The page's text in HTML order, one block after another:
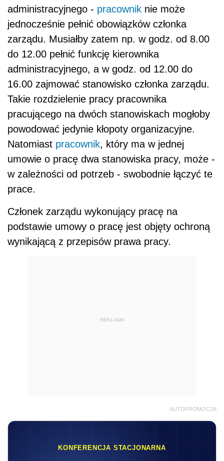
administracyjnego - pracownik nie może
jednocześnie pełnić obowiązków członka
zarządu. Musiałby zatem np. w godz. od 8.00
do 12.00 pełnić funkcję kierownika
administracyjnego, a w godz. od 12.00 do
16.00 zajmować stanowisko członka zarządu.
Takie rozdzielenie pracy pracownika
pracującego na dwóch stanowiskach mogłoby
powodować jedynie kłopoty organizacyjne.
Natomiast pracownik, który ma w jednej
umowie o pracę dwa stanowiska pracy, może -
w zależności od potrzeb - swobodnie łączyć te
prace.
Członek zarządu wykonujący pracę na
podstawie umowy o pracę jest objęty ochroną
wynikającą z przepisów prawa pracy.
REKLAMA
AUTOPROMOCJA
KONFERENCJA STACJONARNA